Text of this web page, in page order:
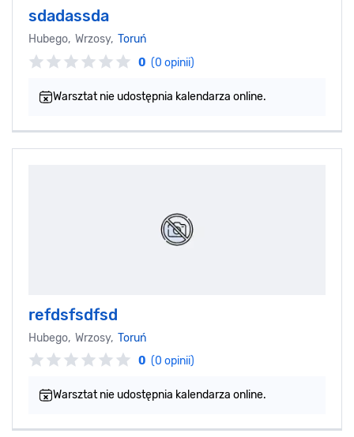
sdadassda
Hubego, Wrzosy, Toruń
0 (0 opinii)
Warsztat nie udostępnia kalendarza online.
refdsfsdfsd
Hubego, Wrzosy, Toruń
0 (0 opinii)
Warsztat nie udostępnia kalendarza online.